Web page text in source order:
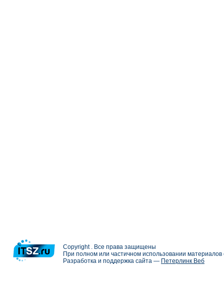
Copyright . Все права защищены
При полном или частичном использовании
Разработка и поддержка сайта — Петерлинк Веб